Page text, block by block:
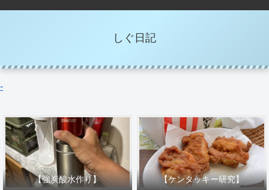
しぐ日記
-
【強炭酸水作り】 【ケンタッキー研究】